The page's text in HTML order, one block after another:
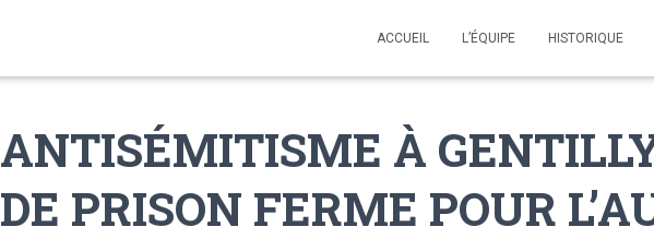
ACCUEIL L’ÉQUIPE HISTORIQUE
ANTISÉMITISME À
DE PRISON FERME POUR